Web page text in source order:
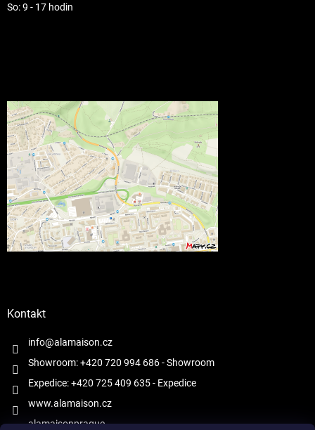
So: 9 - 17 hodin
Kontakt
info@alamaison.cz
Showroom: +420 720 994 686- Showroom
Expedice: +420 725 409 635- Expedice
www.alamaison.cz
alamaisonprague